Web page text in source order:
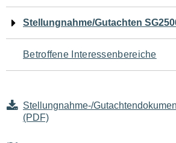
Navigation
für
den
Seiteninhalt
Stellungnahme/Gutachten
Betroffene Interessenbereiche
Stellungnahme-/
(PDF)